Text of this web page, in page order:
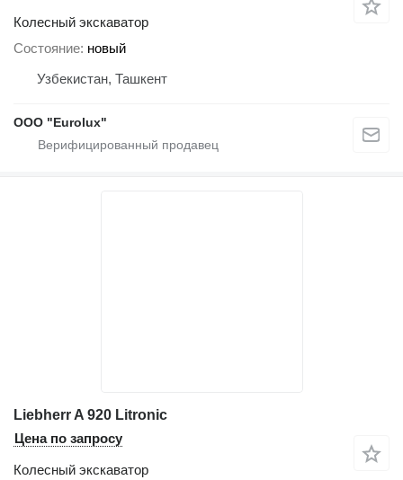
Колесный экскаватор
Состояние новый
Узбекистан, Ташкент
ООО "Eurolux"
Liebherr A 920 Litronic
Цена по запросу
Колесный экскаватор